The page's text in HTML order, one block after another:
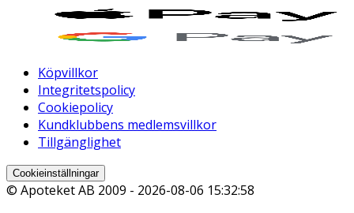
Köpvillkor
Integritetspolicy
Cookiepolicy
Kundklubbens medlemsvillkor
Tillgänglighet
Cookieinställningar
© Apoteket AB 2009 - 2026-08-06 15:32:58